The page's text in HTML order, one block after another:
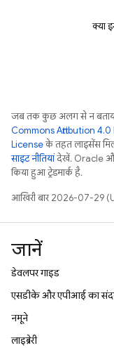
क्या
जब तक कुछ अलग से न बताया
Commons Attribution
Licenseके तहत लाइसेंस
साइट नीतियांदेखें. Oracle
किया हुआ ट्रेडमार्क है.
आखिरी बार 2026-07-29
जानें
डेवलपर गाइड
एसडीके और एपीआई का
नमूने
लाइब्रेरी